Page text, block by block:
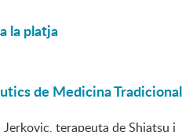
la platja
de Medicina Tradicional
terapeuta de Shiatsu i